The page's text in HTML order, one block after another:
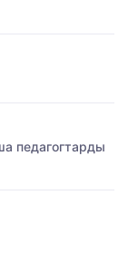
педагогтарды